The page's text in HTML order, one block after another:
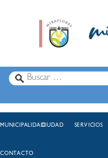
MUNICIPALIDADCIUDAD SERVICIOS
CONTACTO